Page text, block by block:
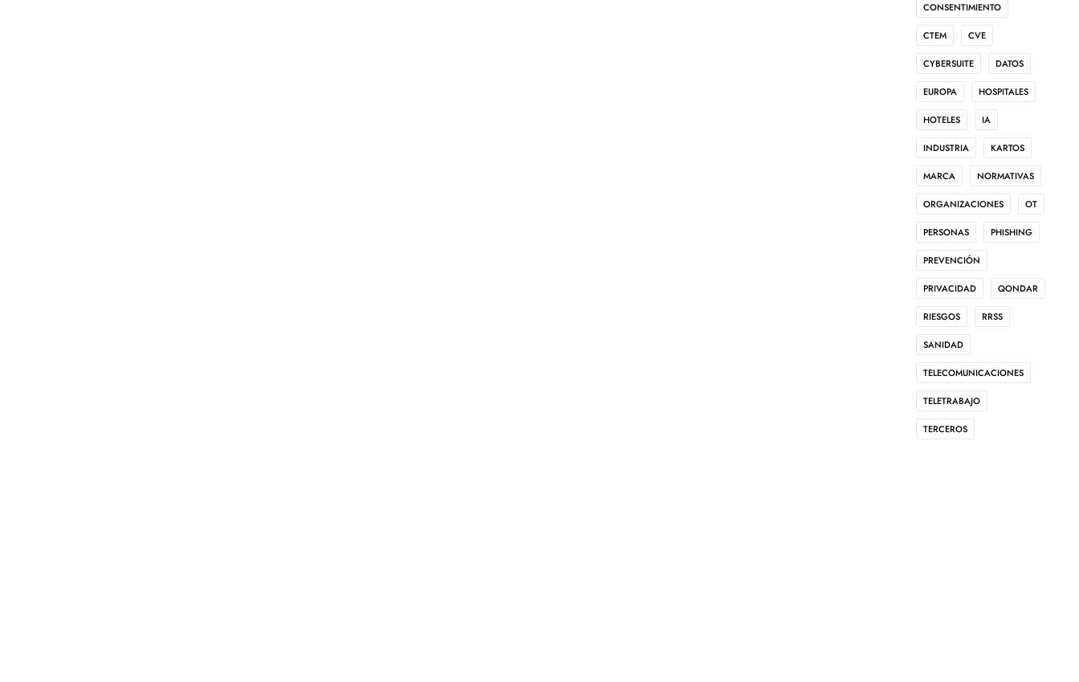
CONSENTIMIENTO
CTEM CVE
CYBERSUITE DATOS
EUROPA HOSPITALES
HOTELES IA
INDUSTRIA KARTOS
MARCA NORMATIVAS
ORGANIZACIONES OT
PERSONAS PHISHING
PREVENCIÓN
PRIVACIDAD QONDAR
RIESGOS RRSS
SANIDAD
TELECOMUNICACIONES
TELETRABAJO
TERCEROS